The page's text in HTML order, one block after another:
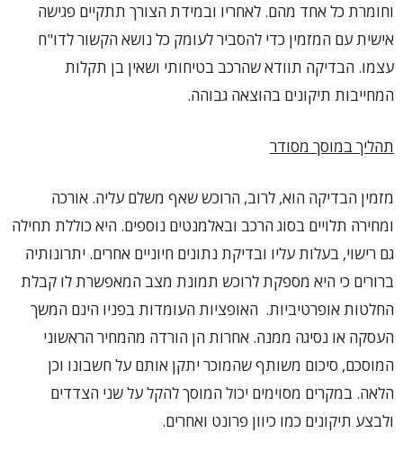
וחומרת כל אחד מהם. לאחריו ובמידת הצורך תתקיים פגישה
אישית עם המזמין כדי להסביר לעומק כל נושא הקשור לדו"ח
עצמו. הבדיקה תוודא שהרכב בטיחותי ושאין בן תקלות
המחייבות תיקונים בהוצאה גבוהה.
תהליך במוסך מסודר
מזמין הבדיקה הוא, לרוב, הרוכש שאף משלם עליה. אורכה
ומחירה תלויים בסוג הרכב ובאלמנטים נוספים. היא כוללת תחילה
גם רישוי, בעלות עליו ובדיקת נתונים חיוניים אחרים. יתרונותיה
ברורים כי היא מספקת לרוכש תמונת מצב המאפשרת לו קבלת
החלטות אופרטיביות. האופציות העומדות בפניו הינם המשך
העסקה או נסיגה ממנה. אחרות הן הורדה מהמחיר הראשוני
המוסכם, סיכום משותף שהמוכר יתקן אותם על חשבונו וכן
הלאה. במקרים מסוימים יכול המוסך להקל על שני הצדדים
ולבצע תיקונים כמו כיוון פרונט ואחרים.